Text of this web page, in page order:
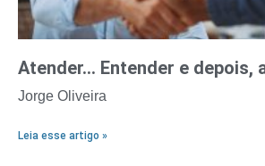
Atender… Entender e depois,
Jorge Oliveira
Leia esse artigo »